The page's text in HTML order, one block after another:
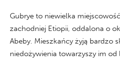
Gubrye to niewielka
zachodniej Etiopii, oddalona o
Abeby. Mieszkańcy żyją bardzo
niedożywienia towarzyszy im od